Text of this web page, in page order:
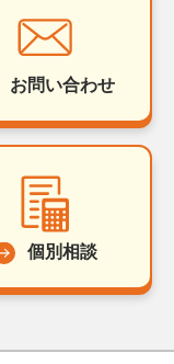
お問い合わせ
個別相談